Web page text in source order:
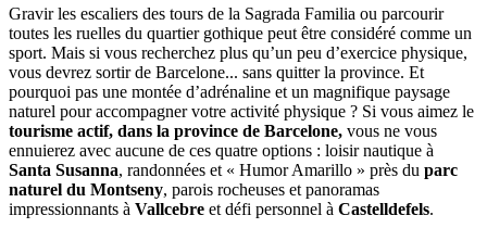
Gravir les escaliers des tours de la Sagrada Familia ou parcourir
toutes les ruelles du quartier gothique peut être considéré comme un
sport. Mais si vous recherchez plus qu’un peu d’exercice physique,
vous devrez sortir de Barcelone... sans quitter la province. Et
pourquoi pas une montée d’adrénaline et un magnifique paysage
naturel pour accompagner votre activité physique ? Si vous aimez le
tourisme actif, dans la province de Barcelone, vous ne vous
ennuierez avec aucune de ces quatre options : loisir nautique à
Santa Susanna, randonnées et « Humor Amarillo » près du parc
naturel du Montseny, parois rocheuses et panoramas
impressionnants à Vallcebre et défi personnel à Castelldefels.